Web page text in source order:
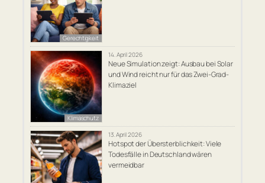
Gerechtigkeit
Klimaschutz
14. April 2026
Neue Simulation zeigt: Ausbau bei Solar
und Wind reicht nur für das Zwei-Grad-
Klimaziel
13. April 2026
Hotspot der Übersterblichkeit: Viele
Todesfälle in Deutschland wären
vermeidbar